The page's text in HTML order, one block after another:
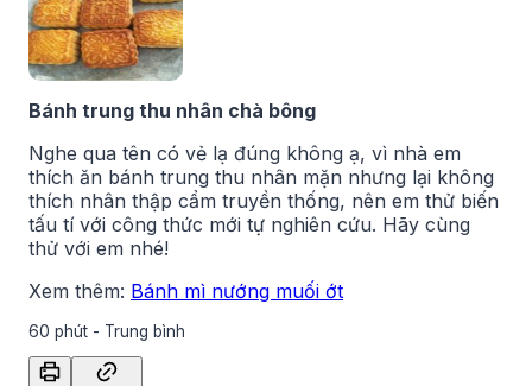
Bánh trung thu nhân chà bông
Nghe qua tên có vẻ lạ đúng không ạ, vì nhà em
thích ăn bánh trung thu nhân mặn nhưng lại không
thích nhân thập cẩm truyền thống, nên em thử biến
tấu tí với công thức mới tự nghiên cứu. Hãy cùng
thử với em nhé!
Xem thêm: Bánh mì nướng muối ớt
60 phút - Trung bình